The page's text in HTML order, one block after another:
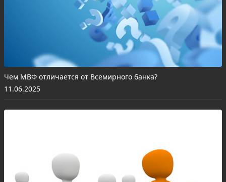
Чем МВФ отличается от Всемирного банка?
11.06.2025